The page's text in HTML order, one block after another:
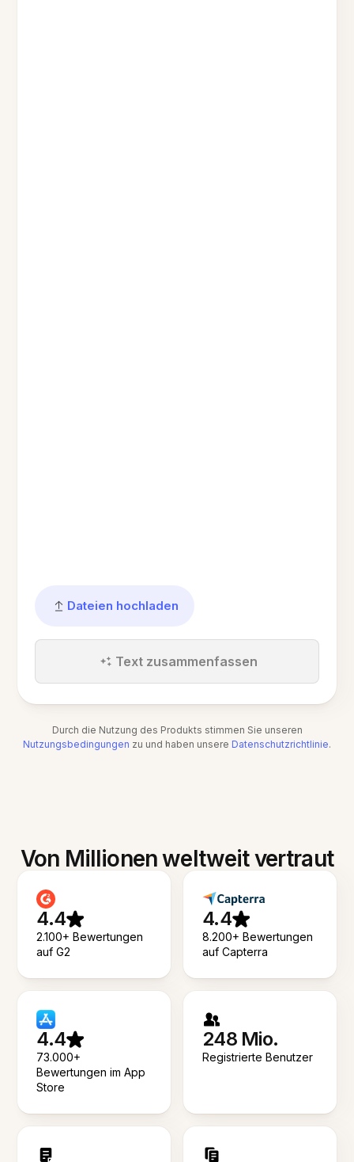
Dateien hochladen
Text zusammenfassen
Durch die Nutzung des Produkts stimmen Sie unseren
Nutzungsbedingungen zu und haben unsere Datenschutzrichtlinie.
Von Millionen weltweit vertraut
4.4
2.100+ Bewertungen
auf G2
4.4
8.200+ Bewertungen
auf Capterra
4.4
73.000+
Bewertungen im App
Store
248 Mio.
Registrierte Benutzer